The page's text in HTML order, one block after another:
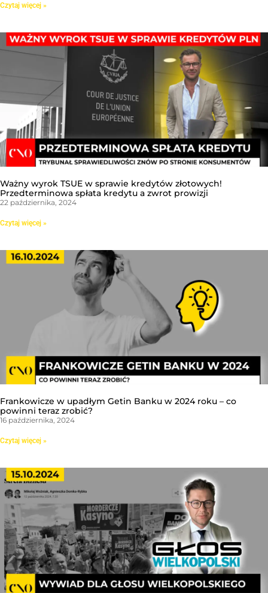
Czytaj więcej »
Ważny wyrok TSUE w sprawie kredytów złotowych!
Przedterminowa spłata kredytu a zwrot prowizji
22 października, 2024
Czytaj więcej »
Frankowicze w upadłym Getin Banku w 2024 roku – co
powinni teraz zrobić?
16 października, 2024
Czytaj więcej »